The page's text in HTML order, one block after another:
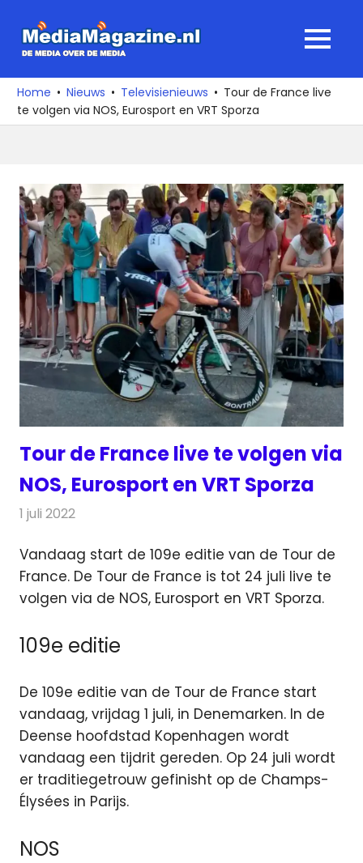
naar
media
over
de
MENU
Home Nieuws Televisienieuws
Tour de France live
te volgen via NOS, Eurosport en VRT Sporza
Tour de France live te volgen via
NOS, Eurosport en VRT Sporza
1 juli 2022
Vandaag start de 109e editie van de Tour de
France. De Tour de France is tot 24 juli live te
volgen via de NOS, Eurosport en VRT Sporza.
109e editie
De 109e editie van de Tour de France start
vandaag, vrijdag 1 juli, in Denemarken. In de
Deense hoofdstad Kopenhagen wordt
vandaag een tijdrit gereden. Op 24 juli wordt
er traditiegetrouw gefinisht op de Champs-
Élysées in Parijs.
NOS